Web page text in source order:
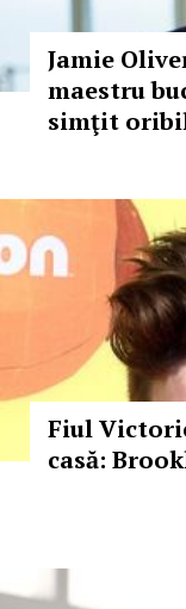
Jamie
maestru
simţit
Fiul
casă: